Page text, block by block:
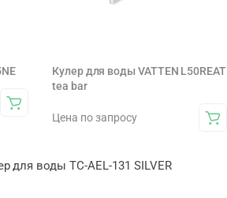
Кулер для воды VATTEN L50REAT
tea bar
Цена по запросу
для воды TC-AEL-131 SILVER